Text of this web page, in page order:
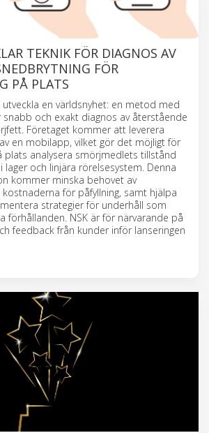
TEKNIK FÖR DIAGNOS AV
FÖR
PÅ PLATS
utveckla en världsnyhet: en metod med
och exakt diagnos av återstående
Företaget kommer att leverera
en mobilapp, vilket gör det möjligt för
plats analysera smörjmedlets tillstånd
lager och linjära rörelsesystem. Denna
kommer minska behovet av
för påfyllning, samt hjälpa
strategier för underhåll som
förhållanden. NSK är för närvarande på
feedback från kunder inför lanseringen